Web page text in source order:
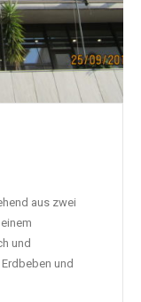
aus zwei
und
und